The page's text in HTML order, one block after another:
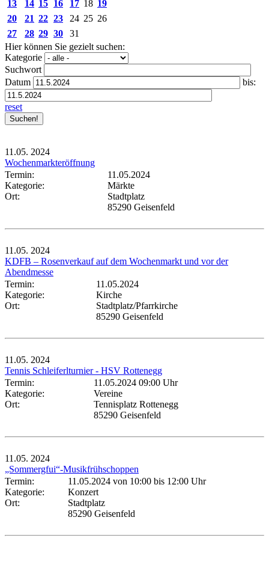
13
14 15 16 17 18 19
20
21 22 23 24 25 26
27
28 29 30
31
Hier können Sie gezielt suchen:
Kategorie
Suchwort
Datum
bis:
reset
11.05. 2024
Wochenmarkteröffnung
Termin:
11.05.2024
Kategorie:
Märkte
Ort:
Stadtplatz
85290 Geisenfeld
11.05. 2024
KDFB – Rosenverkauf auf dem Wochenmarkt und vor der
Abendmesse
Termin:
11.05.2024
Kategorie:
Kirche
Ort:
Stadtplatz/Pfarrkirche
85290 Geisenfeld
11.05. 2024
Tennis Schleiferlturnier - HSV Rottenegg
Termin:
11.05.2024 09:00 Uhr
Kategorie:
Vereine
Ort:
Tennisplatz Rottenegg
85290 Geisenfeld
11.05. 2024
„Sommergfui“-Musikfrühschoppen
Termin:
11.05.2024 von 10:00 bis 12:00 Uhr
Kategorie:
Konzert
Ort:
Stadtplatz
85290 Geisenfeld